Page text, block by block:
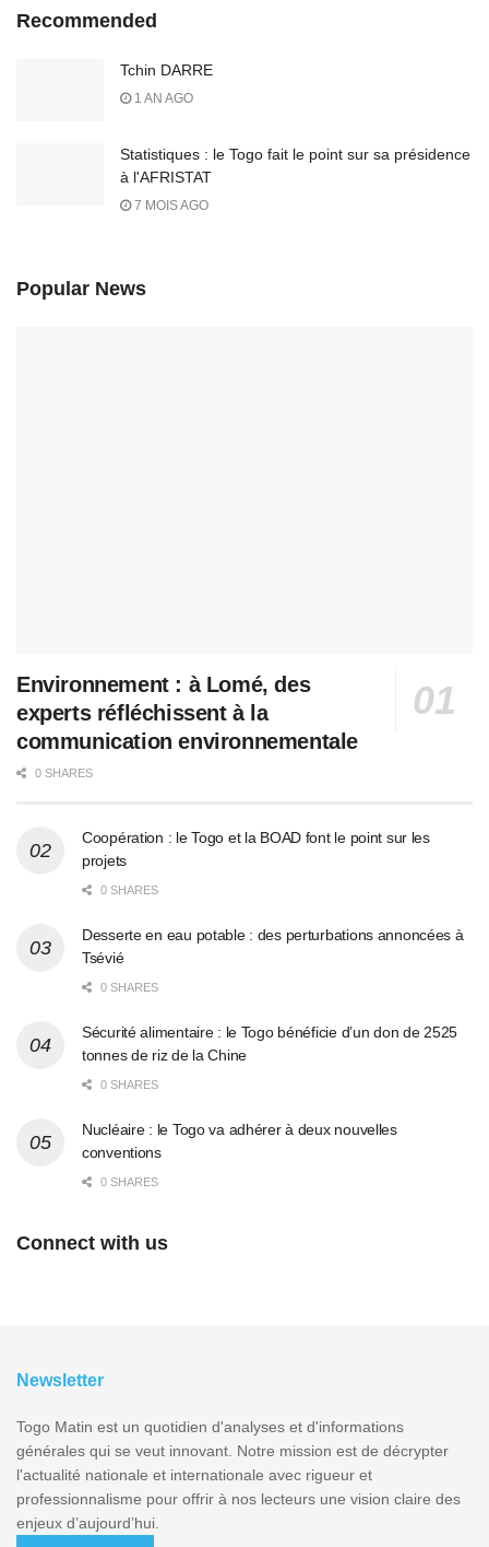
Recommended
Tchin DARRE
1 AN AGO
Statistiques : le Togo fait le point sur sa présidence
à l'AFRISTAT
7 MOIS AGO
Popular News
Environnement : à Lomé, des
experts réfléchissent à la
communication environnementale
0 SHARES
Coopération : le Togo et la BOAD font le point sur les
projets
0 SHARES
Desserte en eau potable : des perturbations annoncées à
Tsévié
0 SHARES
Sécurité alimentaire : le Togo bénéficie d’un don de 2525
tonnes de riz de la Chine
0 SHARES
Nucléaire : le Togo va adhérer à deux nouvelles
conventions
0 SHARES
Connect with us
Newsletter
Togo Matin est un quotidien d'analyses et d'informations
générales qui se veut innovant. Notre mission est de décrypter
l'actualité nationale et internationale avec rigueur et
professionnalisme pour offrir à nos lecteurs une vision claire des
enjeux d’aujourd’hui.